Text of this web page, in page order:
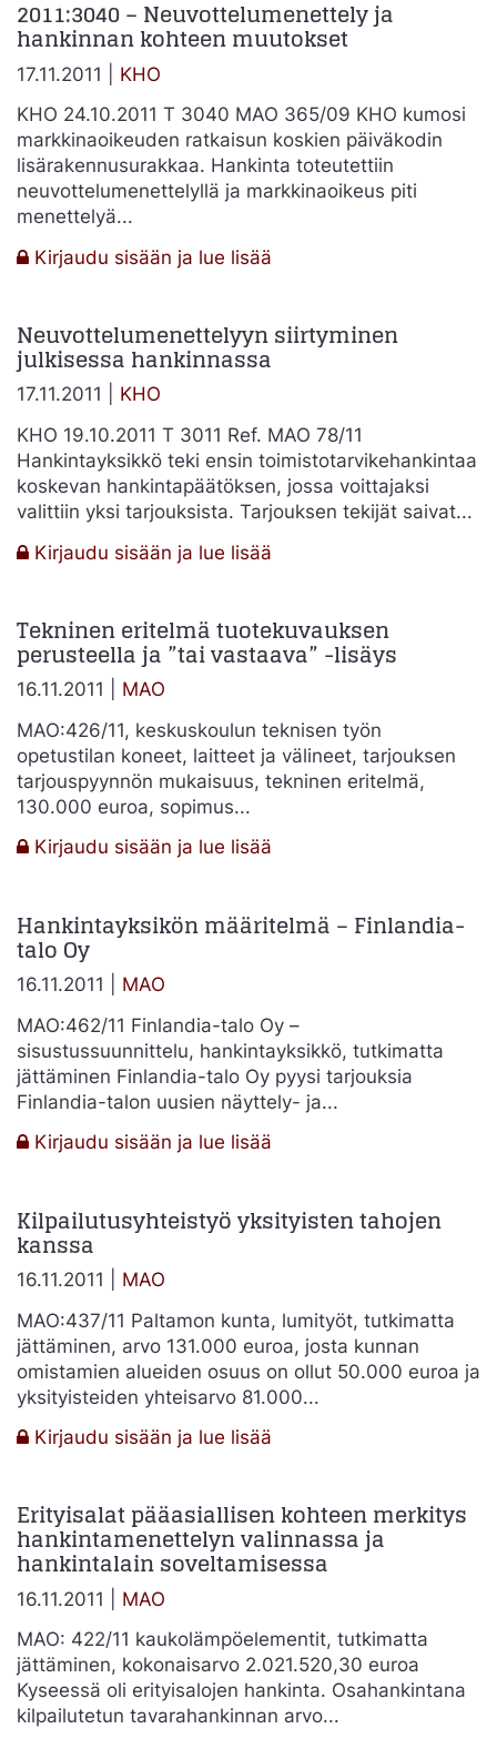
Julkisen
hankinnan
–
ei
enää
markkinaoikeudessa
2011:3040 – Neuvottelumenettely ja
hankinnan kohteen muutokset
17.11.2011 | KHO
KHO 24.10.2011 T 3040 MAO 365/09 KHO kumosi
markkinaoikeuden ratkaisun koskien päiväkodin
lisärakennusurakkaa. Hankinta toteutettiin
neuvottelumenettelyllä ja markkinaoikeus piti
menettelyä...
Kirjaudu sisään ja lue lisää
Neuvottelumenettely
muutokset
Neuvottelumenettelyyn siirtyminen
julkisessa hankinnassa
17.11.2011 | KHO
KHO 19.10.2011 T 3011 Ref. MAO 78/11
Hankintayksikkö teki ensin toimistotarvikehankintaa
koskevan hankintapäätöksen, jossa voittajaksi
valittiin yksi tarjouksista. Tarjouksen tekijät saivat...
Kirjaudu sisään ja lue lisää
julkisessa
hankinnassa
Tekninen eritelmä tuotekuvauksen
perusteella ja ”tai vastaava” -lisäys
16.11.2011 | MAO
MAO:426/11, keskuskoulun teknisen työn
opetustilan koneet, laitteet ja välineet, tarjouksen
tarjouspyynnön mukaisuus, tekninen eritelmä,
130.000 euroa, sopimus...
Kirjaudu sisään ja lue lisää
tuotekuvauksen
vastaava”
-
lisäys
Hankintayksikön määritelmä – Finlandia-
talo Oy
16.11.2011 | MAO
MAO:462/11 Finlandia-talo Oy –
sisustussuunnittelu, hankintayksikkö, tutkimatta
jättäminen Finlandia-talo Oy pyysi tarjouksia
Finlandia-talon uusien näyttely- ja...
Kirjaudu sisään ja lue lisää
–
Kilpailutusyhteistyö yksityisten tahojen
kanssa
16.11.2011 | MAO
MAO:437/11 Paltamon kunta, lumityöt, tutkimatta
jättäminen, arvo 131.000 euroa, josta kunnan
omistamien alueiden osuus on ollut 50.000 euroa ja
yksityisteiden yhteisarvo 81.000...
Kirjaudu sisään ja lue lisää
tahojen
kanssa
Erityisalat pääasiallisen kohteen merkitys
hankintamenettelyn valinnassa ja
hankintalain soveltamisessa
16.11.2011 | MAO
MAO: 422/11 kaukolämpöelementit, tutkimatta
jättäminen, kokonaisarvo 2.021.520,30 euroa
Kyseessä oli erityisalojen hankinta. Osahankintana
kilpailutetun tavarahankinnan arvo...